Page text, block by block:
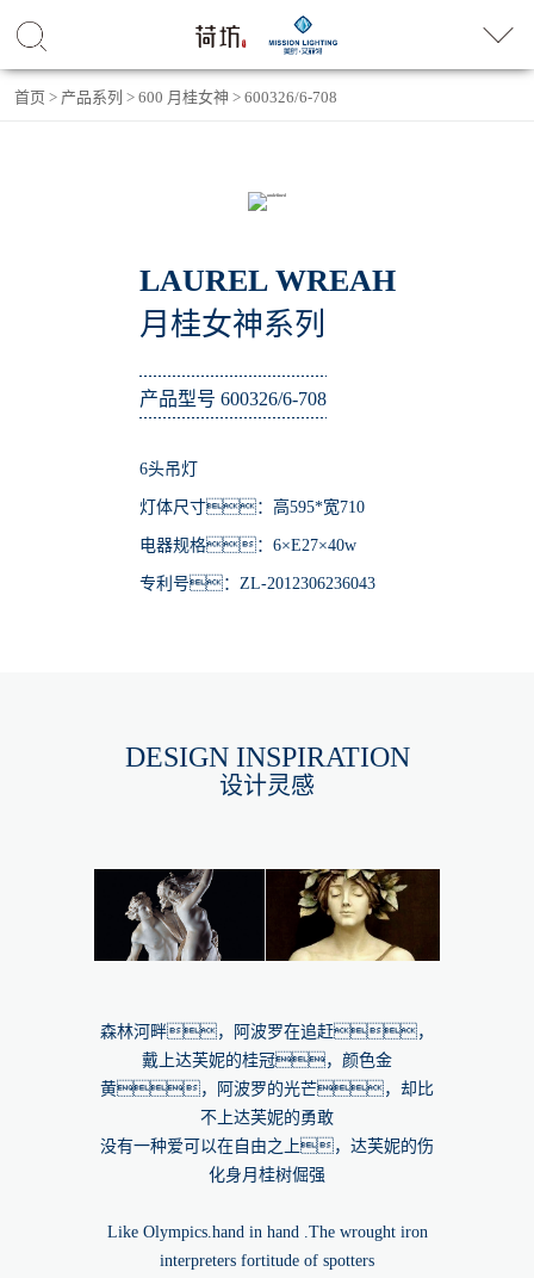
首页 > 产品系列 > 600 月桂女神 > 600326/6-708
LAUREL WREAH
月桂女神系列
产品型号 600326/6-708
6头吊灯
灯体尺寸：高595*宽710
电器规格：6×E27×40w
专利号：ZL-2012306236043
DESIGN INSPIRATION
设计灵感
森林河畔，阿波罗在追赶，
戴上达芙妮的桂冠，颜色金
黄，阿波罗的光芒，却比
不上达芙妮的勇敢
没有一种爱可以在自由之上，达芙妮的伤
化身月桂树倔强
Like Olympics.hand in hand .The wrought iron
interpreters fortitude of spotters